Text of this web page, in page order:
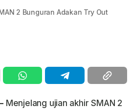
2 Bunguran Adakan Try Out
Menjelang ujian akhir SMAN 2